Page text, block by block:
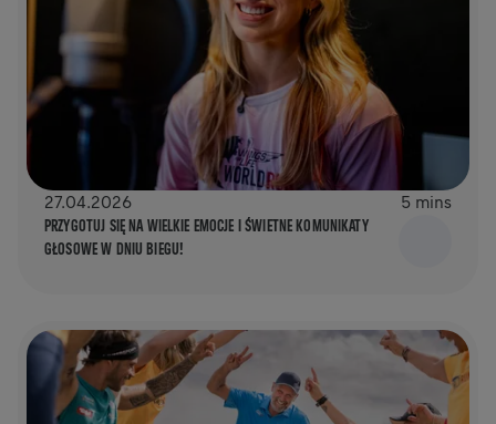
27.04.2026 5 mins
PRZYGOTUJ SIĘ NA WIELKIE EMOCJE I ŚWIETNE KOMUNIKATY
GŁOSOWE W DNIU BIEGU!